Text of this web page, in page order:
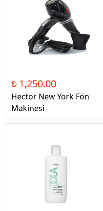
₺ 1,250.00
Hector New York Fön
Makinesi